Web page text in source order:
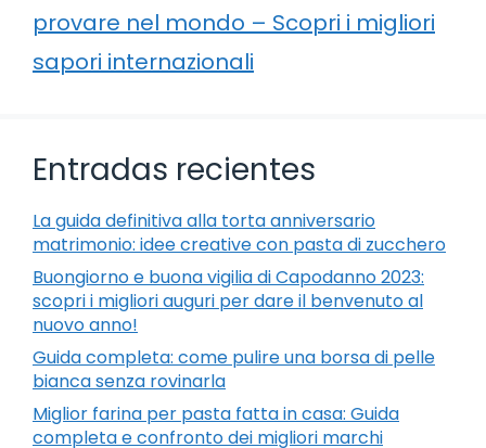
provare nel mondo – Scopri i migliori
sapori internazionali
Entradas recientes
La guida definitiva alla torta anniversario
matrimonio: idee creative con pasta di zucchero
Buongiorno e buona vigilia di Capodanno 2023:
scopri i migliori auguri per dare il benvenuto al
nuovo anno!
Guida completa: come pulire una borsa di pelle
bianca senza rovinarla
Miglior farina per pasta fatta in casa: Guida
completa e confronto dei migliori marchi